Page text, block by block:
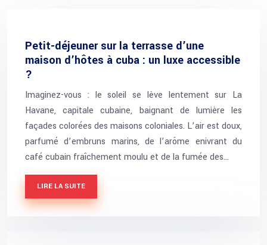
Petit-déjeuner sur la terrasse d’une
maison d’hôtes à cuba : un luxe accessible
?
Imaginez-vous : le soleil se lève lentement sur La
Havane, capitale cubaine, baignant de lumière les
façades colorées des maisons coloniales. L’air est doux,
parfumé d’embruns marins, de l’arôme enivrant du
café cubain fraîchement moulu et de la fumée des…
LIRE LA SUITE